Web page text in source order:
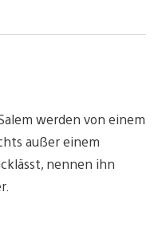
werden von einem
außer einem
nennen ihn